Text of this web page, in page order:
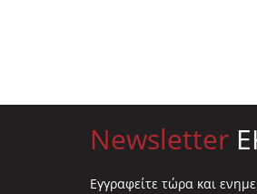
Newsletter
Eγγραφείτε τώρα και